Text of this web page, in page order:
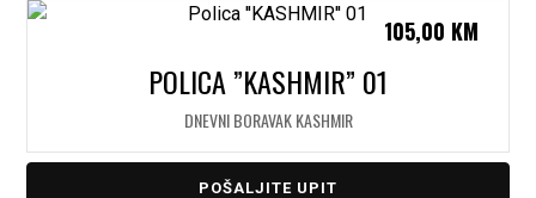
POLICA ”KASHMIR” 01
DNEVNI BORAVAK KASHMIR
105,00 KM
POŠALJITE UPIT